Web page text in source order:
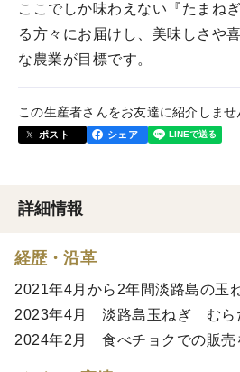
ここでしか味わえない『たまね
る方々にお届けし、美味しさや
な農業が目標です。
この生産者さんをお友達に紹介しませ
ポスト シェア
詳細情報
経歴・沿革
2021年4月から2年間淡路島の玉
2023年4月 淡路島玉ねぎ むら
2024年2月 食べチョクでの販売